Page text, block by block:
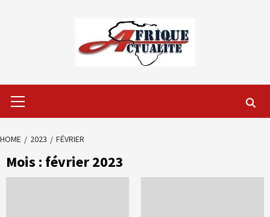
Menu
HOME 2023 FÉVRIER
Mois : février 2023